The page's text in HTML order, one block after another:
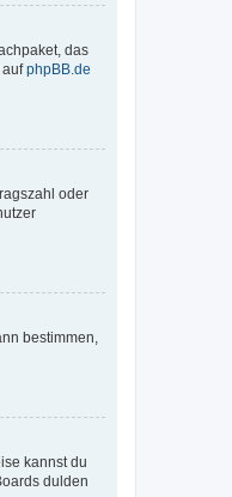
das
aufphpBB.de
oder
bestimmen,
kannst du
dulden